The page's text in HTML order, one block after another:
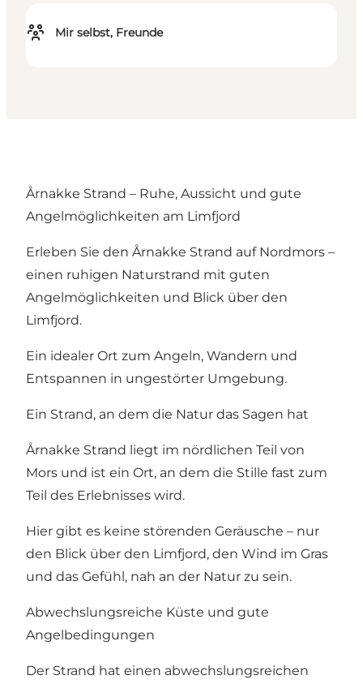
Mir selbst, Freunde
Årnakke Strand – Ruhe, Aussicht und gute
Angelmöglichkeiten am Limfjord
Erleben Sie den Årnakke Strand auf Nordmors –
einen ruhigen Naturstrand mit guten
Angelmöglichkeiten und Blick über den
Limfjord.
Ein idealer Ort zum Angeln, Wandern und
Entspannen in ungestörter Umgebung.
Ein Strand, an dem die Natur das Sagen hat
Årnakke Strand liegt im nördlichen Teil von
Mors und ist ein Ort, an dem die Stille fast zum
Teil des Erlebnisses wird.
Hier gibt es keine störenden Geräusche – nur
den Blick über den Limfjord, den Wind im Gras
und das Gefühl, nah an der Natur zu sein.
Abwechslungsreiche Küste und gute
Angelbedingungen
Der Strand hat einen abwechslungsreichen